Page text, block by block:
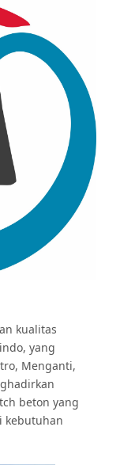
kualitas
yang
Menganti,
beton yang
kebutuhan